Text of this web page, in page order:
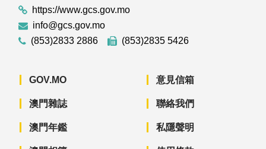
https://www.gcs.gov.mo
info@gcs.gov.mo
(853)2833 2886
(853)2835 5426
GOV.MO
澳門雜誌
澳門年鑑
意見信箱
聯絡我們
私隱聲明